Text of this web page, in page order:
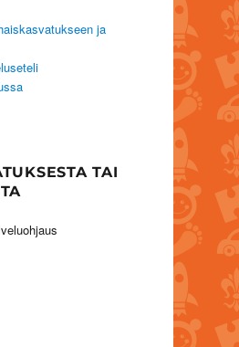
ja
TAI